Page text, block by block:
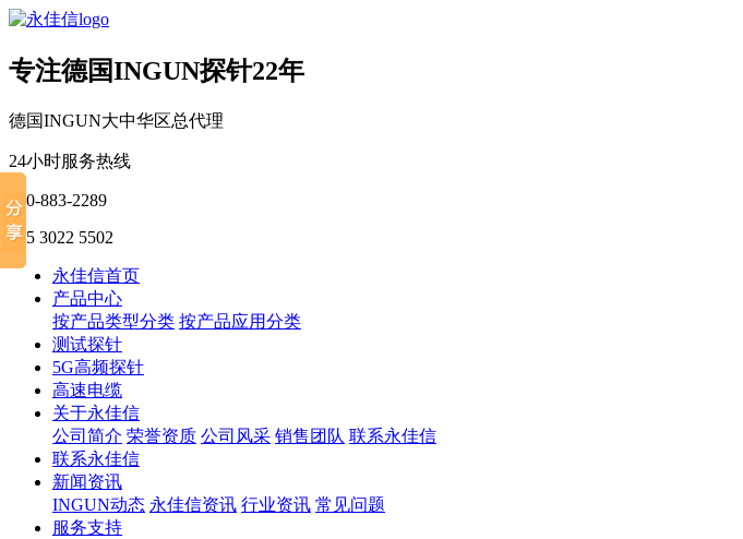
专注德国INGUN探针22年
德国INGUN大中华区总代理
24小时服务热线
400-883-2289
135 3022 5502
永佳信首页
产品中心
按产品类型分类 按产品应用分类
测试探针
5G高频探针
高速电缆
关于永佳信
公司简介 荣誉资质 公司风采 销售团队 联系永佳信
联系永佳信
新闻资讯
INGUN动态 永佳信资讯 行业资讯 常见问题
服务支持